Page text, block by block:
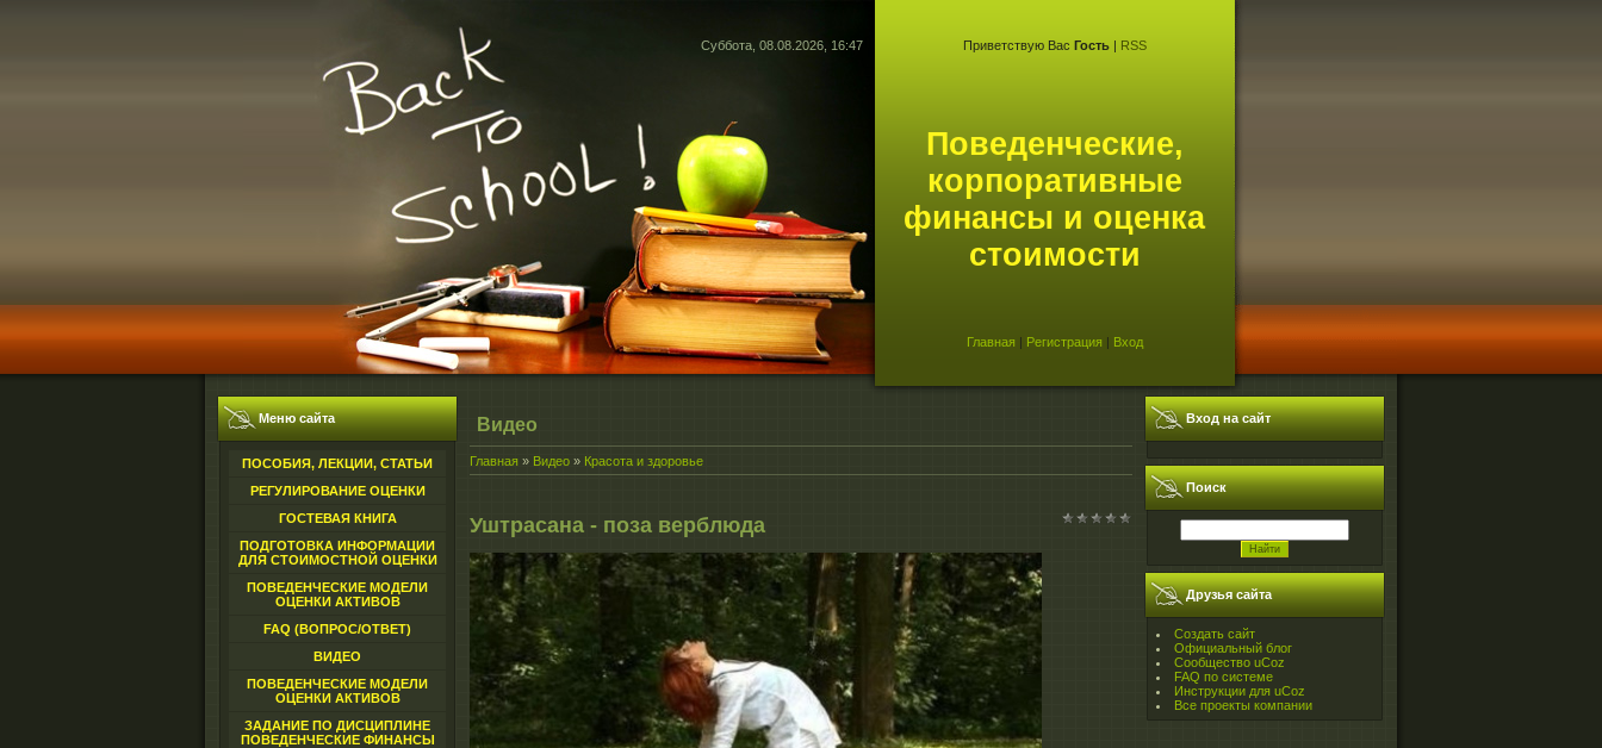
Суббота, 08.08.2026, 16:47 Приветствую Вас Гость| RSS
Поведенческие,
корпоративные
финансы и оценка
стоимости
Главная | Регистрация | Вход
Меню сайта
ПОСОБИЯ, ЛЕКЦИИ, СТАТЬИ
РЕГУЛИРОВАНИЕ ОЦЕНКИ
ГОСТЕВАЯ КНИГА
ПОДГОТОВКА ИНФОРМАЦИИ
ДЛЯ СТОИМОСТНОЙ ОЦЕНКИ
ПОВЕДЕНЧЕСКИЕ МОДЕЛИ
ОЦЕНКИ АКТИВОВ
FAQ (ВОПРОС/ОТВЕТ)
ВИДЕО
ПОВЕДЕНЧЕСКИЕ МОДЕЛИ
ОЦЕНКИ АКТИВОВ
ЗАДАНИЕ ПО ДИСЦИПЛИНЕ
ПОВЕДЕНЧЕСКИЕ ФИНАНСЫ
Видео
Главная » Видео » Красота и здоровье
Уштрасана - поза верблюда
Вход на сайт
Поиск
Друзья сайта
Создать сайт
Официальный блог
Сообщество uCoz
FAQ по системе
Инструкции для uCoz
Все проекты компании